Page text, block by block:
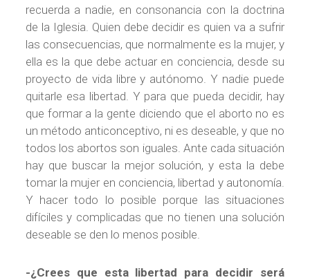
recuerda a nadie, en consonancia con la doctrina
de la Iglesia. Quien debe decidir es quien va a sufrir
las consecuencias, que normalmente es la mujer, y
ella es la que debe actuar en conciencia, desde su
proyecto de vida libre y autónomo. Y nadie puede
quitarle esa libertad. Y para que pueda decidir, hay
que formar a la gente diciendo que el aborto no es
un método anticonceptivo, ni es deseable, y que no
todos los abortos son iguales. Ante cada situación
hay que buscar la mejor solución, y esta la debe
tomar la mujer en conciencia, libertad y autonomía.
Y hacer todo lo posible porque las situaciones
difíciles y complicadas que no tienen una solución
deseable se den lo menos posible.
-¿Crees que esta libertad para decidir será